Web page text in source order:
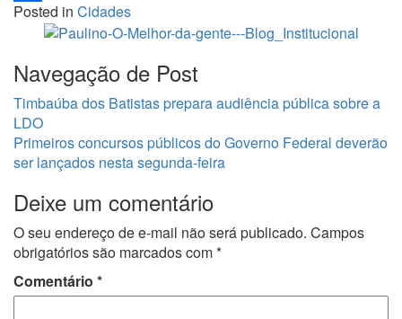
Share
Posted in Cidades
Navegação de Post
Timbaúba dos Batistas prepara audiência pública sobre a
LDO
Primeiros concursos públicos do Governo Federal deverão
ser lançados nesta segunda-feira
Deixe um comentário
O seu endereço de e-mail não será publicado. Campos
obrigatórios são marcados com*
Comentário *